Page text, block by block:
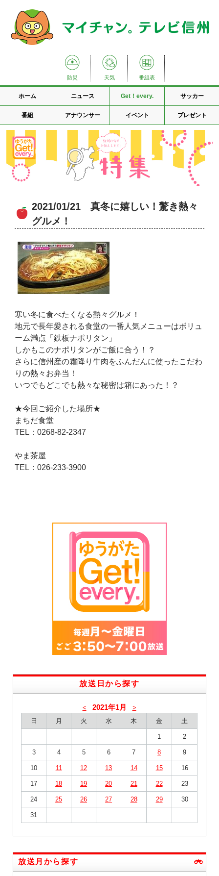
防災 天気 番組表
ホーム ニュース Get！every. サッカー
番組 アナウンサー イベント プレゼント
2021/01/21 真冬に嬉しい！驚き熱々
グルメ！
寒い冬に食べたくなる熱々グルメ！
地元で長年愛される食堂の一番人気メニューはボリュ
ーム満点「鉄板ナポリタン」
しかもこのナポリタンがご飯に合う！？
さらに信州産の霜降り牛肉をふんだんに使ったこだわ
りの熱々お弁当！
いつでもどこでも熱々な秘密は箱にあった！？
★今回ご紹介した場所★
まちだ食堂
TEL：0268-82-2347
やま茶屋
TEL：026-233-3900
放送日から探す
< 2021年1月
>
日
月 火 水 木 金 土
1 2
3 4 5 6 7 8 9
10 11 12 13 14 15 16
17 18 19 20 21 22 23
24 25 26 27 28 29 30
31
放送月から探す